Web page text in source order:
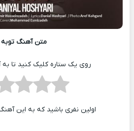
متن آهنگ توبه
روی یک ستاره کلیک کنید تا به
اولین نفری باشید که به این